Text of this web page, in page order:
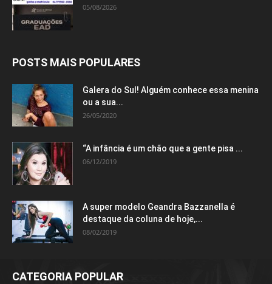
05/08/2026
POSTS MAIS POPULARES
Galera do Sul! Alguém conhece essa menina
ou a sua...
26/05/2020
“A infância é um chão que a gente pisa ...
06/12/2019
A super modelo Geandra Bazzanella é
destaque da coluna de hoje,...
08/02/2019
CATEGORIA POPULAR